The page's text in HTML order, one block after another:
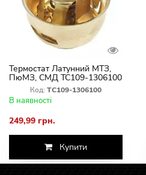
Термостат Латунний МТЗ,
ПюМЗ, СМД ТС109-1306100
Код: ТС109-1306100
В наявності
249,99 грн.
Купити